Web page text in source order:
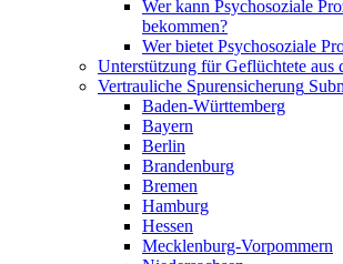
Wer kann Psychosoziale
bekommen?
Wer bietet Psychosoziale
Unterstützung für Geflüchtete aus
Vertrauliche Spurensicherung
Baden-Württemberg
Bayern
Berlin
Brandenburg
Bremen
Hamburg
Hessen
Mecklenburg-Vorpommern